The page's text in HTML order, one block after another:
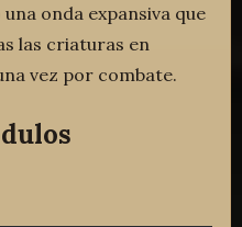
onda expansiva que
las criaturas en
vez por combate.